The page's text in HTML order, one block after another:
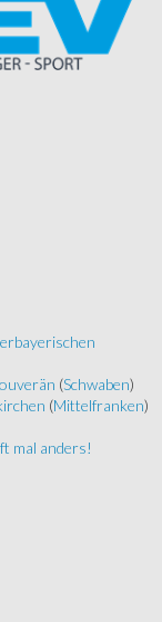
(Schwaben)
(Mittelfranken)
mal anders!